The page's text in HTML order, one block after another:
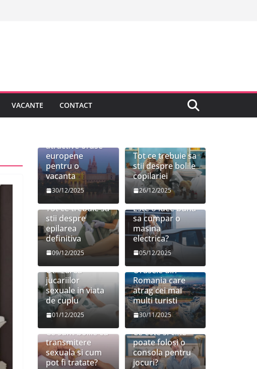
VACANTE CONTACT
atractive orase
europene
pentru o
vacanta
30/12/2025
Tot ce trebuie sa
stii despre bolile
copilariei
26/12/2025
Tot ce trebuie sa
stii despre
epilarea
definitiva
09/12/2025
Este o idee buna
sa cumpar o
masina
electrica?
05/12/2025
Utilizarea
jucariilor
sexuale in viata
de cuplu
01/12/2025
Orasele din
Romania care
atrag cei mai
multi turisti
30/11/2025
Ce sunt bolile cu
transmitere
sexuala si cum
pot fi tratate?
Ce este si cine
poate folosi o
consola pentru
jocuri?